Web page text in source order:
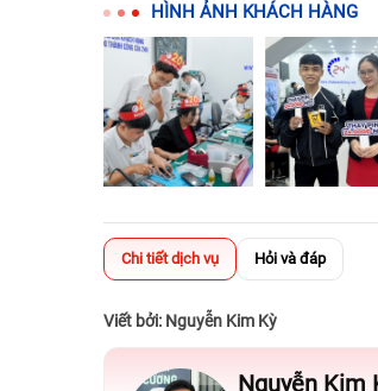
HÌNH ẢNH KHÁCH HÀNG
Chi tiết dịch vụ Hỏi và đáp
Viết bởi: Nguyễn Kim Kỳ
Nguyễn Kim